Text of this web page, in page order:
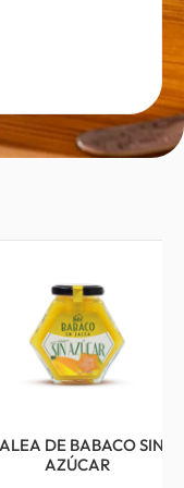
DE BABACO SIN
AZÚCAR